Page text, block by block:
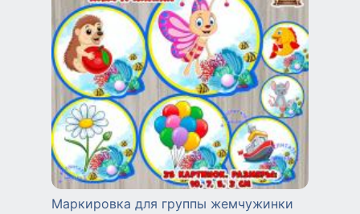
Маркировка для группы жемчужинки